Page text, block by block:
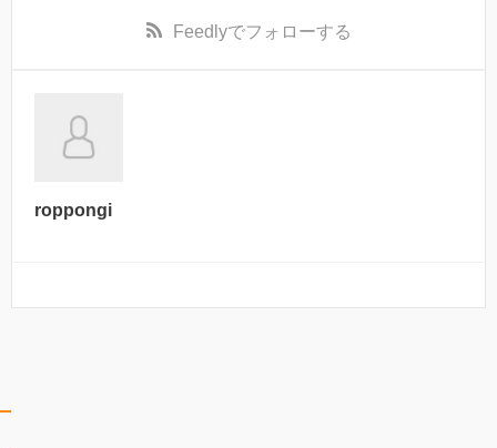
Feedlyでフォローする
roppongi